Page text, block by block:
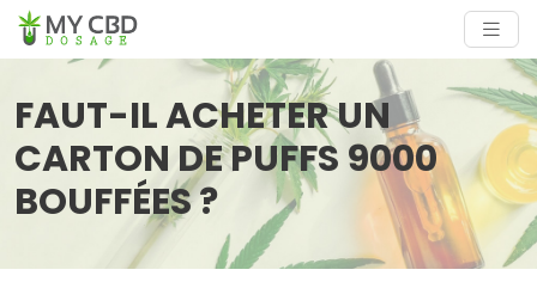
FAUT-IL ACHETER UN
CARTON DE PUFFS 9000
BOUFFÉES ?